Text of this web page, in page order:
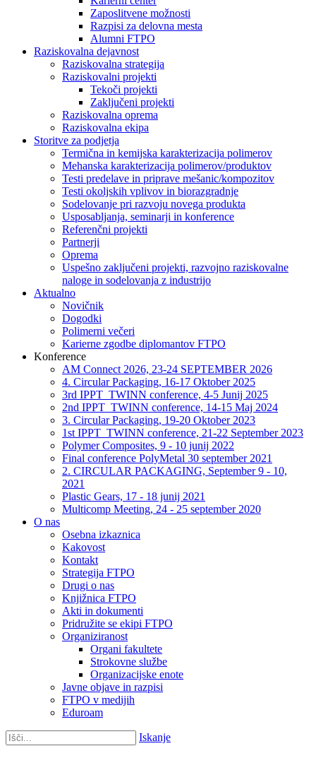
Zaposlitvene možnosti
Razpisi za delovna mesta
Alumni FTPO
Raziskovalna dejavnost
Raziskovalna strategija
Raziskovalni projekti
Tekoči projekti
Zaključeni projekti
Raziskovalna oprema
Raziskovalna ekipa
Storitve za podjetja
Termična in kemijska karakterizacija polimerov
Mehanska karakterizacija polimerov/produktov
Testi predelave in priprave mešanic/kompozitov
Testi okoljskih vplivov in biorazgradnje
Sodelovanje pri razvoju novega produkta
Usposabljanja, seminarji in konference
Referenčni projekti
Partnerji
Oprema
Uspešno zaključeni projekti, razvojno raziskovalne
naloge in sodelovanja z industrijo
Aktualno
Novičnik
Dogodki
Polimerni večeri
Karierne zgodbe diplomantov FTPO
Konference
AM Connect 2026, 23-24 SEPTEMBER 2026
4. Circular Packaging, 16-17 Oktober 2025
3rd IPPT_TWINN conference, 4-5 Junij 2025
2nd IPPT_TWINN conference, 14-15 Maj 2024
3. Circular Packaging, 19-20 Oktober 2023
1st IPPT_TWINN conference, 21-22 September 2023
Polymer Composites, 9 - 10 junij 2022
Final conference PolyMetal 30 september 2021
2. CIRCULAR PACKAGING, September 9 - 10,
2021
Plastic Gears, 17 - 18 junij 2021
Multicomp Meeting, 24 - 25 september 2020
O nas
Osebna izkaznica
Kakovost
Kontakt
Strategija FTPO
Drugi o nas
Knjižnica FTPO
Akti in dokumenti
Pridružite se ekipi FTPO
Organiziranost
Organi fakultete
Strokovne službe
Organizacijske enote
Javne objave in razpisi
FTPO v medijih
Eduroam
Iskanje